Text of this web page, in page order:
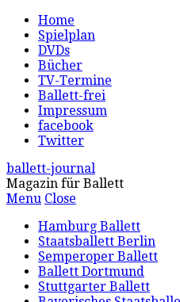
Home
Spielplan
DVDs
Bücher
TV-Termine
Ballett-frei
Impressum
facebook
Twitter
ballett-journal
Magazin für Ballett
Menu Close
Hamburg Ballett
Staatsballett Berlin
Semperoper Ballett
Ballett Dortmund
Stuttgarter Ballett